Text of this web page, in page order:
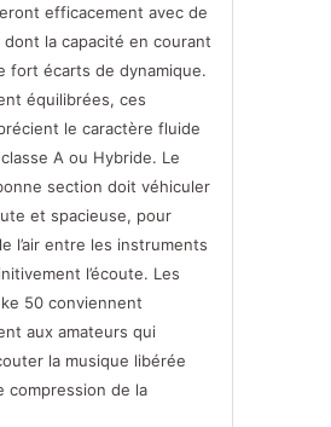
efficacement avec de
la capacité en courant
fort écarts de dynamique.
équilibrées, ces
le caractère fluide
classe A ou Hybride. Le
section doit véhiculer
et spacieuse, pour
l’air entre les instruments
l’écoute. Les
50 conviennent
aux amateurs qui
la musique libérée
compression de la